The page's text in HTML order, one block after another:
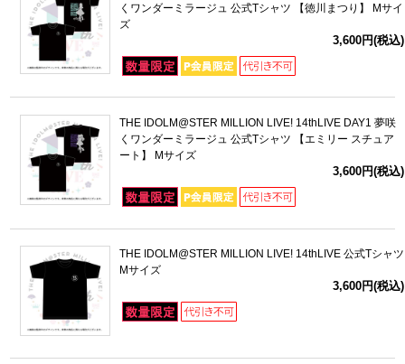
くワンダーミラージュ 公式Tシャツ 【徳川まつり】 Mサイ
ズ
3,600円(税込)
THE IDOLM@STER MILLION LIVE! 14thLIVE DAY1 夢咲
くワンダーミラージュ 公式Tシャツ 【エミリー スチュア
ート】 Mサイズ
3,600円(税込)
THE IDOLM@STER MILLION LIVE! 14thLIVE 公式Tシャツ
Mサイズ
3,600円(税込)